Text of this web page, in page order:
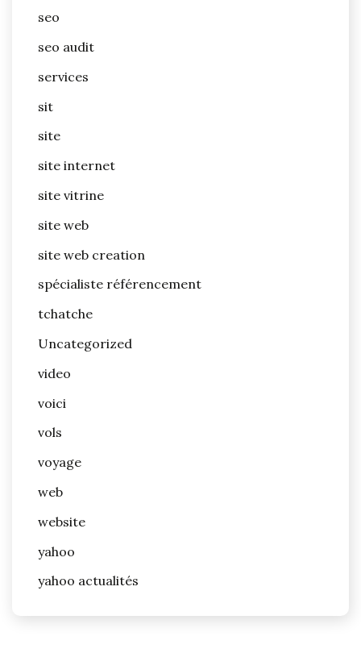
seo
seo audit
services
sit
site
site internet
site vitrine
site web
site web creation
spécialiste référencement
tchatche
Uncategorized
video
voici
vols
voyage
web
website
yahoo
yahoo actualités